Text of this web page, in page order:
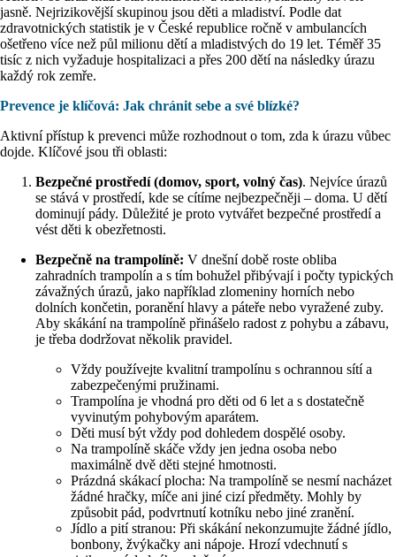
jasně. Nejrizikovější skupinou jsou děti a mladiství. Podle dat
zdravotnických statistik je v České republice ročně v ambulancích
ošetřeno více než půl milionu dětí a mladistvých do 19 let. Téměř 35
tisíc z nich vyžaduje hospitalizaci a přes 200 dětí na následky úrazu
každý rok zemře.
Prevence je klíčová: Jak chránit sebe a své blízké?
Aktivní přístup k prevenci může rozhodnout o tom, zda k úrazu vůbec
dojde. Klíčové jsou tři oblasti:
Bezpečné prostředí (domov, sport, volný čas). Nejvíce úrazů
se stává v prostředí, kde se cítíme nejbezpečněji – doma. U dětí
dominují pády. Důležité je proto vytvářet bezpečné prostředí a
vést děti k obezřetnosti.
Bezpečně na trampolíně: V dnešní době roste obliba
zahradních trampolín a s tím bohužel přibývají i počty typických
závažných úrazů, jako například zlomeniny horních nebo
dolních končetin, poranění hlavy a páteře nebo vyražené zuby.
Aby skákání na trampolíně přinášelo radost z pohybu a zábavu,
je třeba dodržovat několik pravidel.
Vždy používejte kvalitní trampolínu s ochrannou sítí a
zabezpečenými pružinami.
Trampolína je vhodná pro děti od 6 let a s dostatečně
vyvinutým pohybovým aparátem.
Děti musí být vždy pod dohledem dospělé osoby.
Na trampolíně skáče vždy jen jedna osoba nebo
maximálně dvě děti stejné hmotnosti.
Prázdná skákací plocha: Na trampolíně se nesmí nacházet
žádné hračky, míče ani jiné cizí předměty. Mohly by
způsobit pád, podvrtnutí kotníku nebo jiné zranění.
Jídlo a pití stranou: Při skákání nekonzumujte žádné jídlo,
bonbony, žvýkačky ani nápoje. Hrozí vdechnutí s